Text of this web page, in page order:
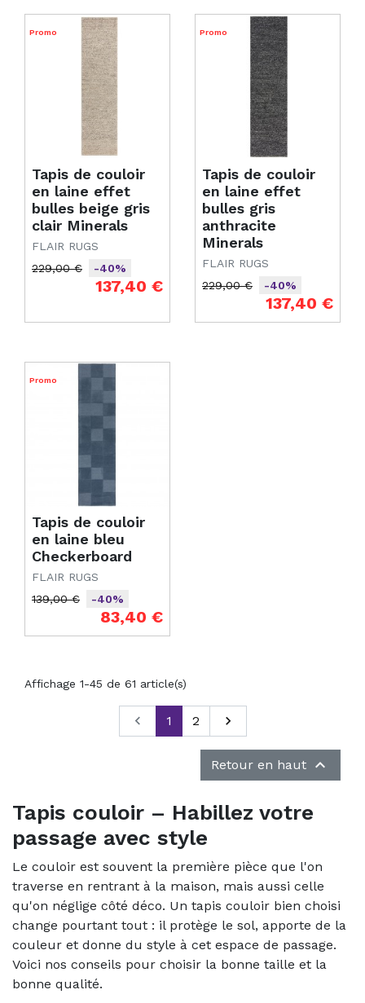
Tapis de couloir
en laine effet
bulles beige gris
clair Minerals
FLAIR RUGS
Prix de base
229,00 €
-40%
137,40 €
Promo
Tapis de couloir
en laine effet
bulles gris
anthracite
Minerals
FLAIR RUGS
Prix de base
229,00 €
-40%
137,40 €
Promo
Tapis de couloir
en laine bleu
Checkerboard
FLAIR RUGS
139,00 €
-40%
83,40 €
Promo
Affichage 1-45 de 61 article(s)
Précédent
 1 2 Suivant

Retour en haut 
Tapis couloir – Habillez votre
passage avec style
Le couloir est souvent la première pièce que l'on
traverse en rentrant à la maison, mais aussi celle
qu'on néglige côté déco. Un tapis couloir bien choisi
change pourtant tout : il protège le sol, apporte de la
couleur et donne du style à cet espace de passage.
Voici nos conseils pour choisir la bonne taille et la
bonne qualité.